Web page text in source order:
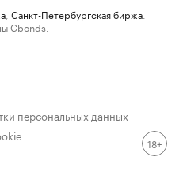
Санкт-Петербургская биржа
Cbonds.
персональных данных
18+